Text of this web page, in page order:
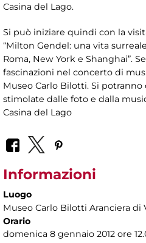
Casina del Lago.
Si può iniziare quindi con la
“Milton Gendel: una vita
Roma, New York e Shanghai”.
fascinazioni nel concerto di
Museo Carlo Bilotti. Si
stimolate dalle foto e dalla
Casina del Lago
Informazioni
Luogo
Museo Carlo Bilotti Aranciera di
Orario
domenica 8 gennaio 2012 ore